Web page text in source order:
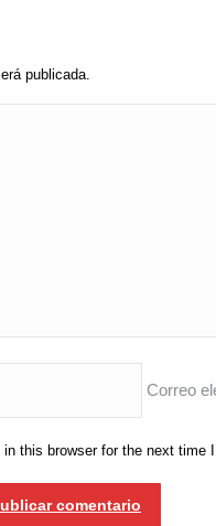
publicada.
Correo
this browser for the next time
comentario